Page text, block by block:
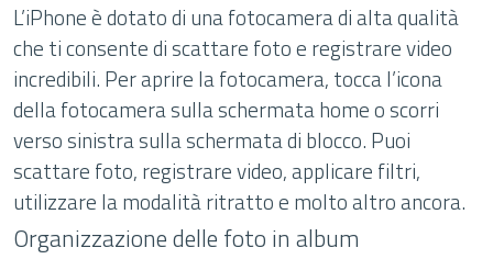
L’iPhone è dotato di una fotocamera di alta qualità
che ti consente di scattare foto e registrare video
incredibili. Per aprire la fotocamera, tocca l’icona
della fotocamera sulla schermata home o scorri
verso sinistra sulla schermata di blocco. Puoi
scattare foto, registrare video, applicare filtri,
utilizzare la modalità ritratto e molto altro ancora.
Organizzazione delle foto in album